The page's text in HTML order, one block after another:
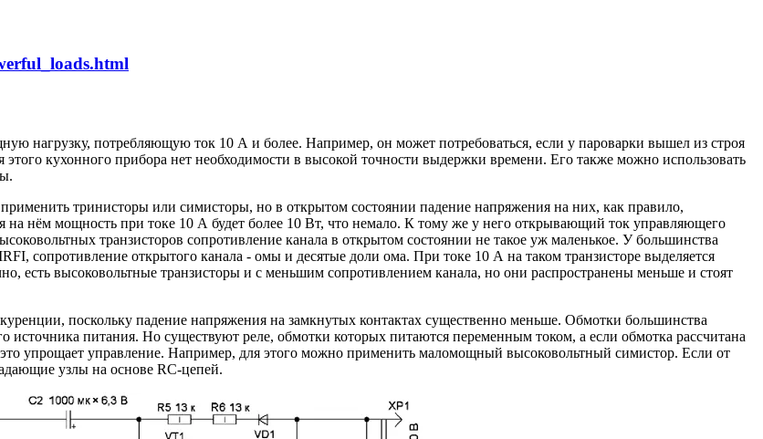
нагрузку, потребляющую ток 10 А и более. Например, он может потребоваться, если у пароварки вышел из строя
кухонного прибора нет необходимости в высокой точности выдержки времени. Его также можно использовать
тринисторы или симисторы, но в открытом состоянии падение напряжения на них, как правило,
нём мощность при токе 10 А будет более 10 Вт, что немало. К тому же у него открывающий ток управляющего
транзисторов сопротивление канала в открытом состоянии не такое уж маленькое. У большинства
сопротивление открытого канала - омы и десятые доли ома. При токе 10 А на таком транзисторе выделяется
есть высоковольтные транзисторы и с меньшим сопротивлением канала, но они распространены меньше и стоят
поскольку падение напряжения на замкнутых контактах существенно меньше. Обмотки большинства
питания. Но существуют реле, обмотки которых питаются переменным током, а если обмотка рассчитана
упрощает управление. Например, для этого можно применить маломощный высоковольтный симистор. Если от
узлы на основе RC-цепей.